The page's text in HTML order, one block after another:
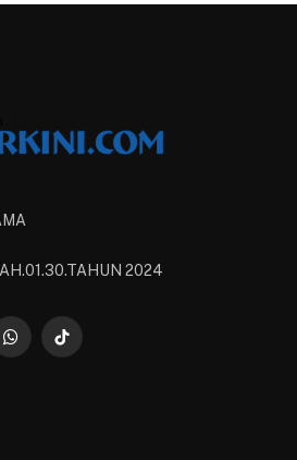
2024
WhatsAppTikTok